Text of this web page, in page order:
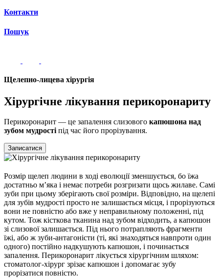
Контакти
Пошук
Щелепно-лицева хірургія
Хірургічне лікування перикоронариту
Перикоронарит — це запалення слизового капюшона над
зубом мудростіпід час його прорізування.
Записатися
Розмір щелеп людини в ході еволюції зменшується, бо їжа
достатньо м’яка і немає потреби розгризати щось жилаве. Самі
зуби при цьому зберігають свої розміри. Відповідно, на щелепі
для зубів мудрості просто не залишається місця, і прорізуються
вони не повністю або вже у неправильному положенні, під
кутом. Тож кісткова тканина над зубом відходить, а капюшон
зі слизової залишається. Під нього потрапляють фрагменти
їжі, або ж зуби-антагоністи (ті, які знаходяться навпроти один
одного) постійно надкушують капюшон, і починається
запалення. Перикоронарит лікується хірургічним шляхом:
стоматолог-хірург зрізає капюшон і допомагає зубу
прорізатися повністю.